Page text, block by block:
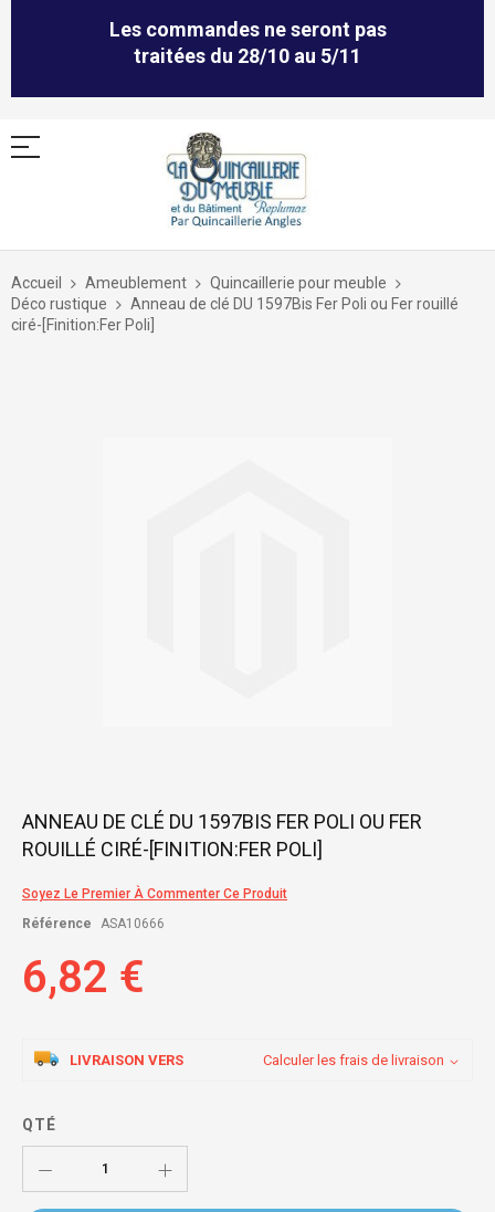
Les commandes ne seront pas
traitées du 28/10 au 5/11
Allez
contenu
Accueil Ameublement
Quincaillerie pour meuble
Déco rustique
Anneau de clé DU 1597Bis Fer Poli ou Fer rouillé
ciré-[Finition:Fer Poli]
Skip
the
of
images
ANNEAU DE CLÉ DU 1597BIS FER POLI OU FER
ROUILLÉ CIRÉ-[FINITION:FER POLI]
Soyez Le Premier À Commenter Ce Produit
Référence
ASA10666
6,82 €
LIVRAISON VERS Calculer les frais de livraison
QTÉ